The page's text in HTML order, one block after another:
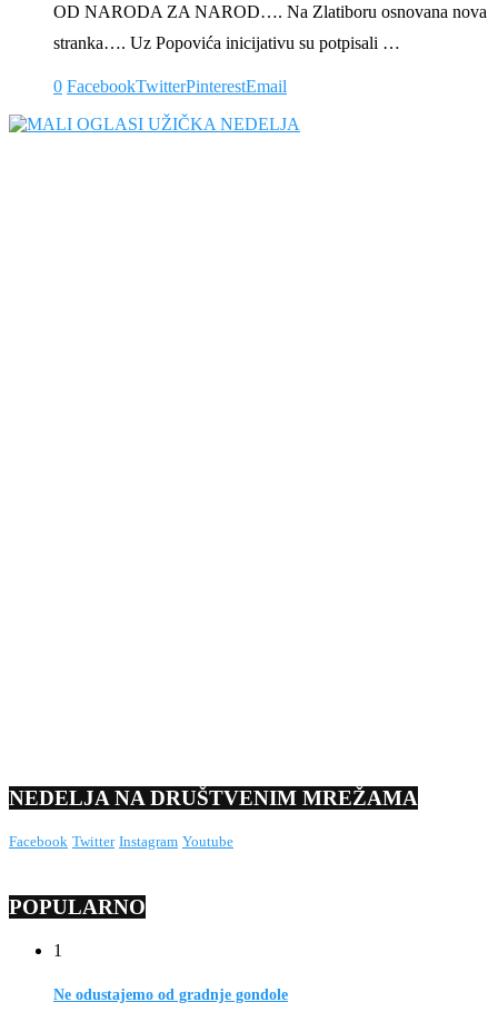
OD NARODA ZA NAROD…. Na Zlatiboru osnovana nova
stranka…. Uz Popovića inicijativu su potpisali …
0 FacebookTwitterPinterestEmail
NEDELJA NA DRUŠTVENIM MREŽAMA
Facebook Twitter Instagram Youtube
POPULARNO
1
Ne odustajemo od gradnje gondole